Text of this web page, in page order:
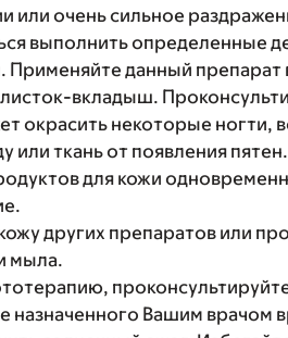
или очень сильное
выполнить определенные
Применяйте данный препарат
вкладыш.
окрасить некоторые ногти,
или ткань от появления пятен.
для кожи
других препаратов или
мыла.
назначенного Вашим врачом